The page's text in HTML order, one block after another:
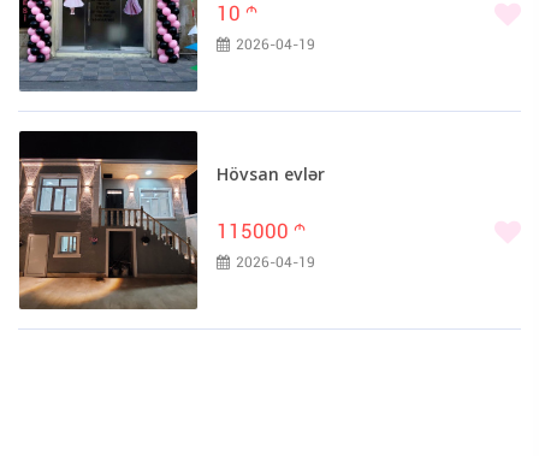
10 m
2026-04-19
Hövsan evlər
115000 m
2026-04-19